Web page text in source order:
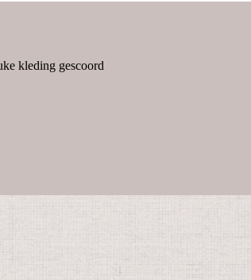
kleding gescoord